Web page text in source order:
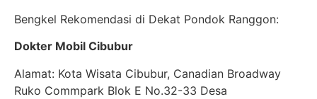
Bengkel Rekomendasi di Dekat Pondok Ranggon:
Dokter Mobil Cibubur
Alamat: Kota Wisata Cibubur, Canadian Broadway
Ruko Commpark Blok E No.32-33 Desa